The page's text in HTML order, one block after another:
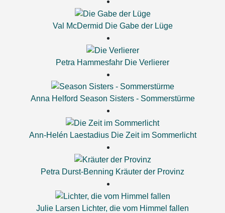
Val McDermid Die Gabe der Lüge
Petra Hammesfahr Die Verlierer
Anna Helford Season Sisters - Sommerstürme
Ann-Helén Laestadius Die Zeit im Sommerlicht
Petra Durst-Benning Kräuter der Provinz
Julie Larsen Lichter, die vom Himmel fallen